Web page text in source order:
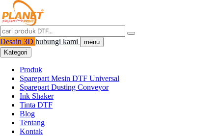
Desain 3D hubungi kami
menu
Kategori
Produk
Sparepart Mesin DTF Universal
Sparepart Dusting Conveyor
Ink Shaker
Tinta DTF
Blog
Tentang
Kontak